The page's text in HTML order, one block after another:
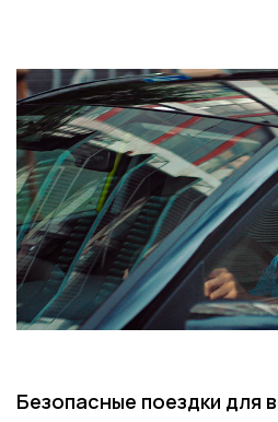
Безопасные поездки для